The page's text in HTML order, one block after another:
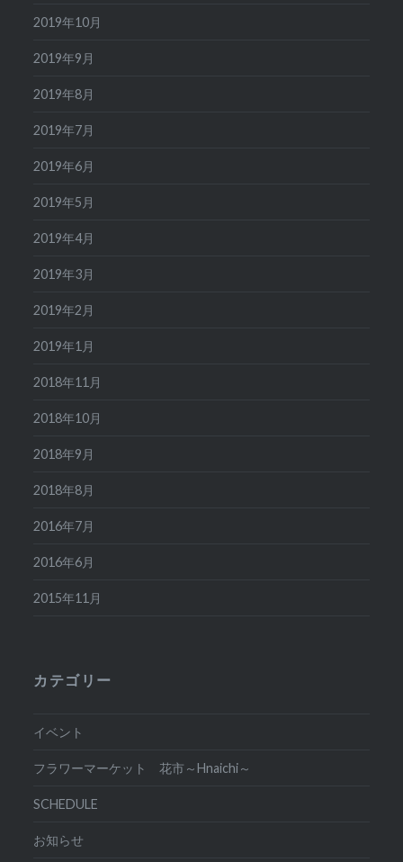
2019年10月
2019年9月
2019年8月
2019年7月
2019年6月
2019年5月
2019年4月
2019年3月
2019年2月
2019年1月
2018年11月
2018年10月
2018年9月
2018年8月
2016年7月
2016年6月
2015年11月
カテゴリー
イベント
フラワーマーケット 花市～Hnaichi～
SCHEDULE
お知らせ